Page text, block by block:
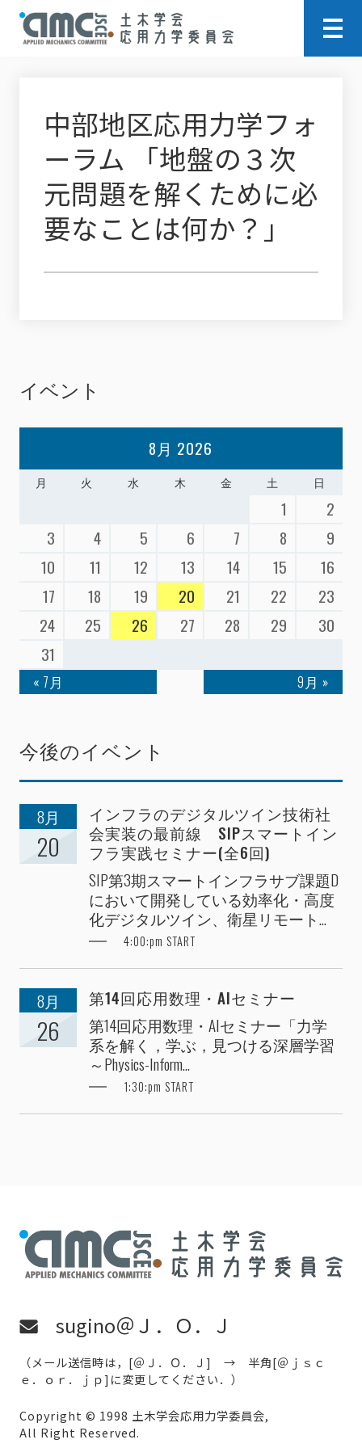
中部地区応用力学フォ
ーラム 「地盤の３次
元問題を解くために必
要なことは何か？」
イベント
8月 2026
月 火 水 木 金 土 日
1
2
3
4 5 6 7 8
9
10
11 12 13 14 15
16
17
18 19 20 21 22
23
24
25 26 27 28 29
30
31
« 7月 9月 »
今後のイベント
8月
20
インフラのデジタルツイン技術社
会実装の最前線 SIPスマートイン
フラ実践セミナー(全6回)
SIP第3期スマートインフラサブ課題D
において開発している効率化・高度
化デジタルツイン、衛星リモート...
4:00:pm START
8月
26
第14回応用数理・AIセミナー
第14回応用数理・AIセミナー「力学
系を解く，学ぶ，見つける深層学習
～Physics-Inform...
1:30:pm START
sugino＠Ｊ．Ｏ．Ｊ
（メール送信時は，[＠Ｊ．Ｏ．Ｊ] → 半角[＠ｊｓｃ
ｅ．ｏｒ．ｊｐ]に変更してください．）
Copyright © 1998 土木学会応用力学委員会,
All Right Reserved.